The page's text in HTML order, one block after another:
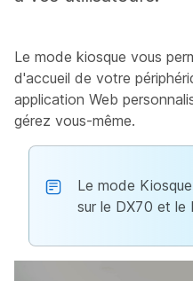
Le mode kiosque vous
d'accueil de votre
application Web
gérez vous-même.
Le mode
sur le DX70 et le